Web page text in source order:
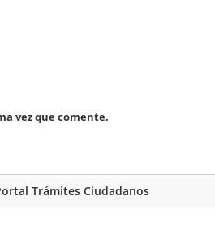
vez que comente.
Trámites Ciudadanos